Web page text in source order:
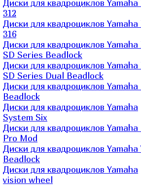
Диски для квадроциклов
312
Диски для квадроциклов
316
Диски для квадроциклов
SD Series Beadlock
Диски для квадроциклов
SD Series Dual Beadlock
Диски для квадроциклов Yamaha
Beadlock
Диски для квадроциклов Yamaha
System Six
Диски для квадроциклов Yamaha
Pro Mod
Диски для квадроциклов Yamaha
Beadlock
Диски для квадроциклов Yamaha
vision wheel